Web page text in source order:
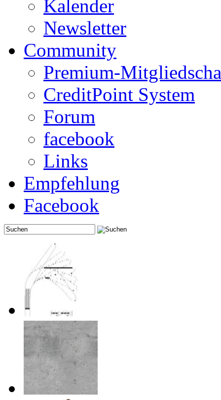
Kalender
Newsletter
Community
Premium-
CreditPoint System
Forum
facebook
Links
Empfehlung
Facebook